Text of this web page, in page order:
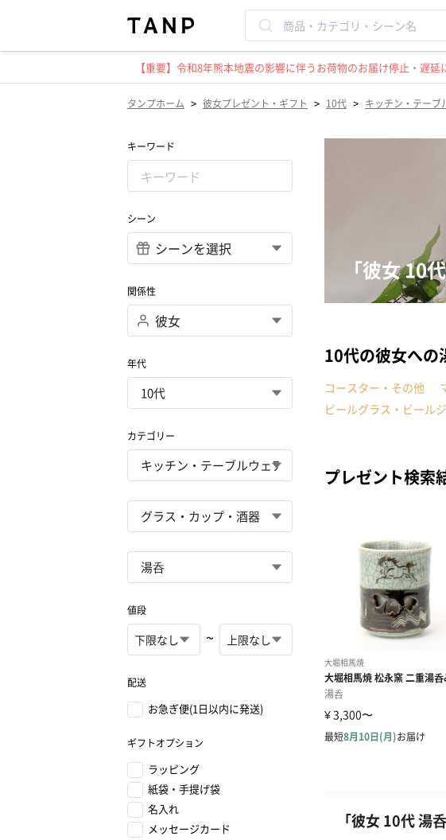
【重要】令和8年熊本地震の影響に伴うお荷物のお届け停止・遅延
タンプホーム > 彼女プレゼント・ギフト > 10代 > キッチン・テーブ
キーワード
シーン
関係性
年代
カテゴリー
値段
~
配送
お急ぎ便(1日以内に発送)
ギフトオプション
ラッピング
紙袋・手提げ袋
名入れ
メッセージカード
「彼女 10
10代の彼女への
コースター・その他
ビールグラス・ビール
プレゼント検索
「彼女 10代 湯